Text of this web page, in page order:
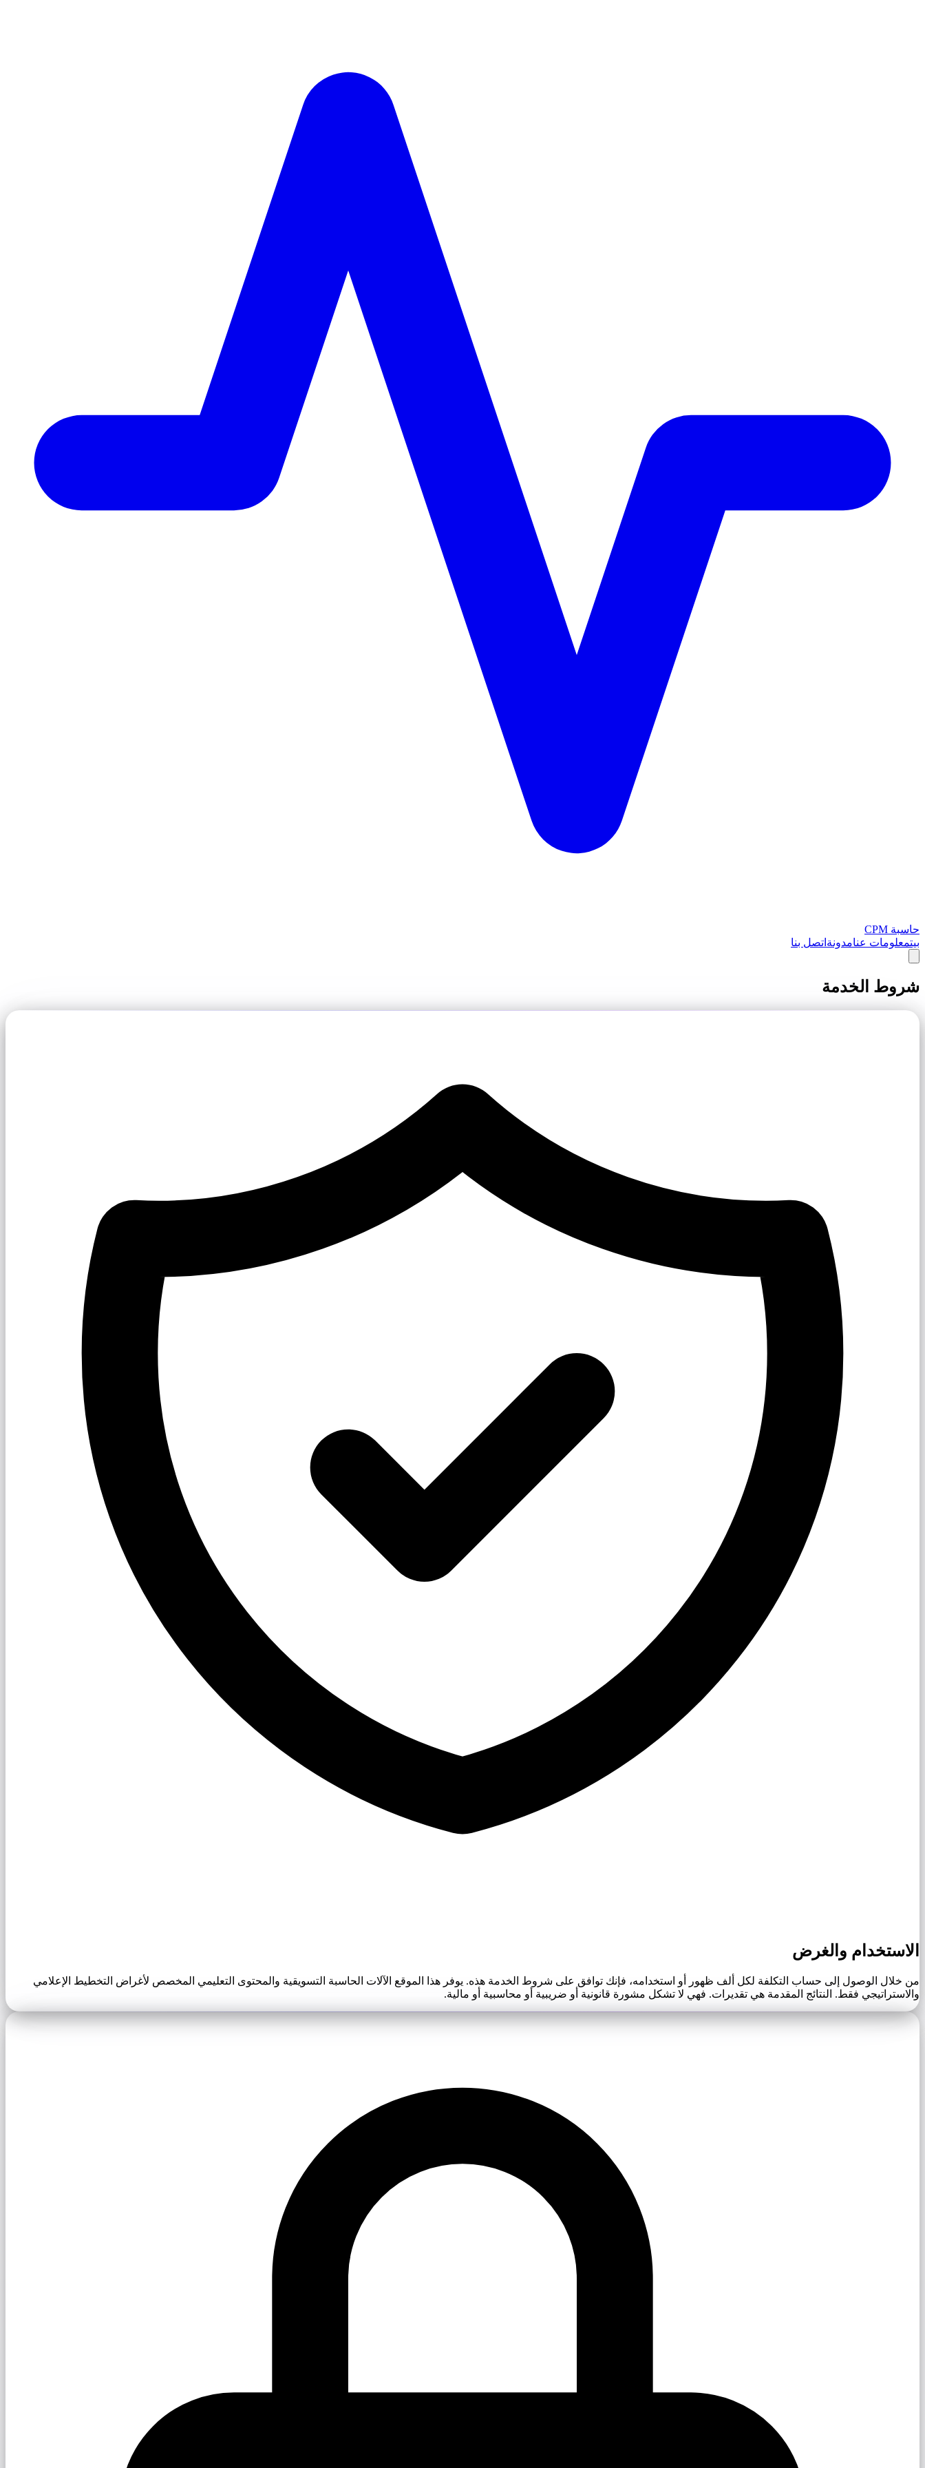
حاسبة CPM
بيتمعلومات عنامدونة اتصل بنا
شروط الخدمة
الاستخدام والغرض
من خلال الوصول إلى حساب التكلفة لكل ألف ظهور أو استخدامه، فإنك توافق على شروط الخدمة هذه. يوفر هذا الموقع الآلات الحاسبة التسويقية والمحتوى التعليمي المخصص لأغراض التخطيط الإعلامي
والاستراتيجي فقط. النتائج المقدمة هي تقديرات. فهي لا تشكل مشورة قانونية أو ضريبية أو محاسبية أو مالية.